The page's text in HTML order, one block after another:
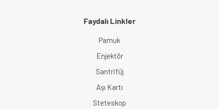
Faydalı Linkler
Pamuk
Enjektör
Santrifüj
Aşı Kartı
Steteskop